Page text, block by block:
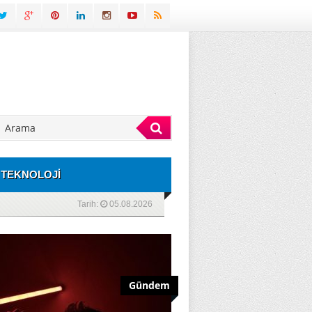
TEKNOLOJİ
Tarih: 05.08.2026
Gündem